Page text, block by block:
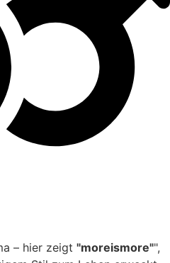
– hier zeigt "moreismore"",